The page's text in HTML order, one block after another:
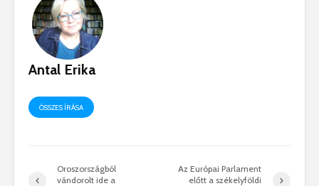
Antal Erika
ÖSSZES ÍRÁSA
Oroszországból
vándorolt ide a
Az Európai Parlament
előtt a székelyföldi